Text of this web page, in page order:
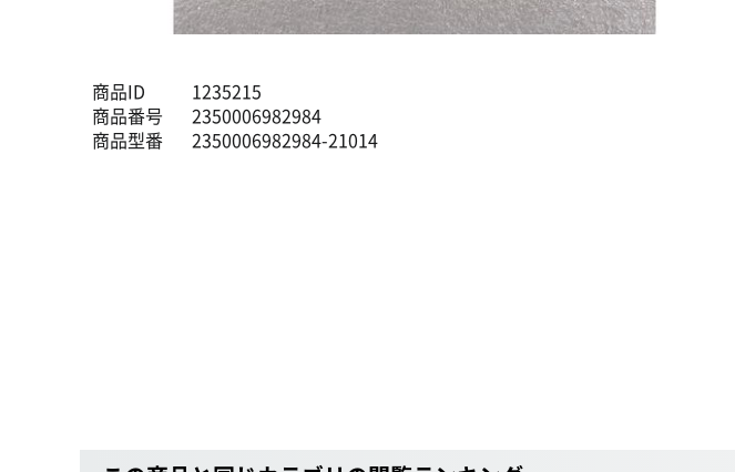
商品ID
1235215
商品番号
2350006982984
商品型番
2350006982984-21014